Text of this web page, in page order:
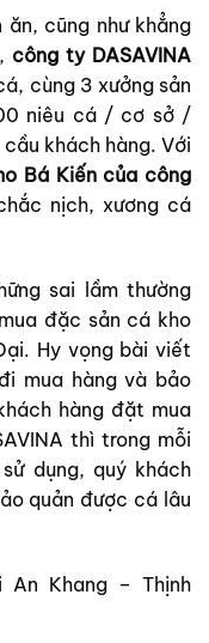
cũng như khẳng
công ty DASAVINA
cùng 3 xưởng sản
niêu cá / cơ sở /
khách hàng. Với
Bá Kiến của công
nịch, xương cá
sai lầm thường
đặc sản cá kho
Hy vọng bài viết
mua hàng và bảo
hàng đặt mua
thì trong mỗi
dụng, quý khách
quản được cá lâu
An Khang – Thịnh